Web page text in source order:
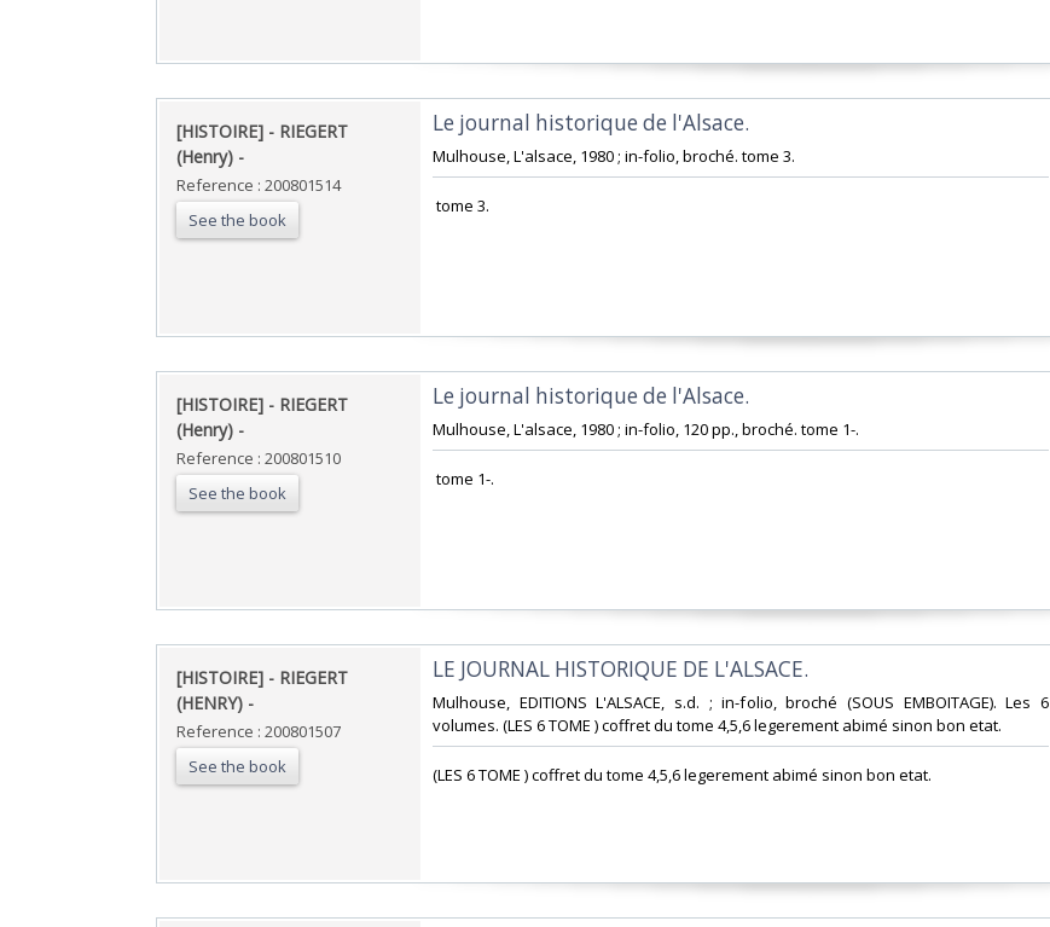
‎[HISTOIRE] - RIEGERT
(Henry) - ‎
Reference : 200801514
See the book
‎Le journal historique de l'Alsace. ‎
‎Mulhouse, L'alsace, 1980 ; in-folio, broché. tome 3.‎
‎ tome 3.‎
‎[HISTOIRE] - RIEGERT
(Henry) - ‎
Reference : 200801510
See the book
‎Le journal historique de l'Alsace. ‎
‎Mulhouse, L'alsace, 1980 ; in-folio, 120 pp., broché. tome 1-.‎
‎ tome 1-.‎
‎[HISTOIRE] - RIEGERT
(HENRY) - ‎
Reference : 200801507
See the book
‎LE JOURNAL HISTORIQUE DE L'ALSACE. ‎
‎Mulhouse, EDITIONS L'ALSACE, s.d. ; in-folio, broché (SOUS EMBOITAGE). Les 6
volumes. (LES 6 TOME ) coffret du tome 4,5,6 legerement abimé sinon bon etat.‎
‎(LES 6 TOME ) coffret du tome 4,5,6 legerement abimé sinon bon etat.‎